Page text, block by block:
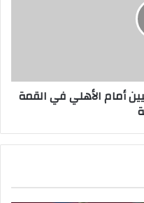
أمام الأهلي في القمة